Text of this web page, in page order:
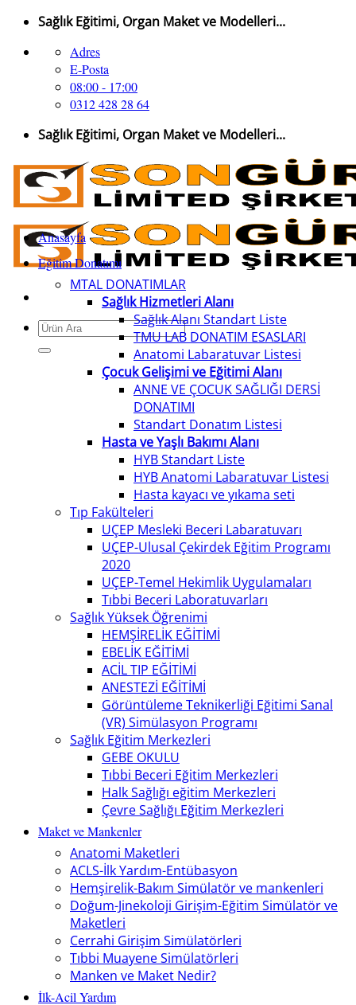
İçeriğeSağlık Eğitimi, Organ Maket ve Modelleri...
Adres
E-Posta
08:00 - 17:00
0312 428 28 64
Sağlık Eğitimi, Organ Maket ve Modelleri...
Ara:
Anasayfa
Eğitim Donatımı
MTAL DONATIMLAR
Sağlık Hizmetleri Alanı
Sağlık Alanı Standart Liste
TMU LAB DONATIM ESASLARI
Anatomi Labaratuvar Listesi
Çocuk Gelişimi ve Eğitimi Alanı
ANNE VE ÇOCUK SAĞLIĞI DERSİ
DONATIMI
Standart Donatım Listesi
Hasta ve Yaşlı Bakımı Alanı
HYB Standart Liste
HYB Anatomi Labaratuvar Listesi
Hasta kayacı ve yıkama seti
Tıp Fakülteleri
UÇEP Mesleki Beceri Labaratuvarı
UÇEP-Ulusal Çekirdek Eğitim Programı
2020
UÇEP-Temel Hekimlik Uygulamaları
Tıbbi Beceri Laboratuvarları
Sağlık Yüksek Öğrenimi
HEMŞİRELİK EĞİTİMİ
EBELİK EĞİTİMİ
ACİL TIP EĞİTİMİ
ANESTEZİ EĞİTİMİ
Görüntüleme Teknikerliği Eğitimi Sanal
(VR) Simülasyon Programı
Sağlık Eğitim Merkezleri
GEBE OKULU
Tıbbi Beceri Eğitim Merkezleri
Halk Sağlığı eğitim Merkezleri
Çevre Sağlığı Eğitim Merkezleri
Maket ve Mankenler
Anatomi Maketleri
ACLS-İlk Yardım-Entübasyon
Hemşirelik-Bakım Simülatör ve mankenleri
Doğum-Jinekoloji Girişim-Eğitim Simülatör ve
Maketleri
Cerrahi Girişim Simülatörleri
Tıbbi Muayene Simülatörleri
Manken ve Maket Nedir?
İlk-Acil Yardım